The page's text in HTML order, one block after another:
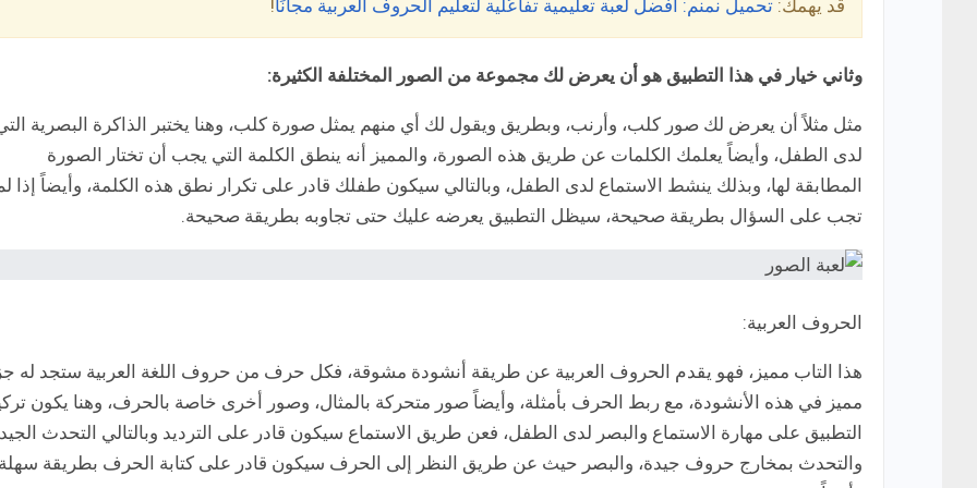
قد يهمك: تحميل نمنم: أفضل لعبة تعليمية تفاعُلية لتعليم الحروف العربية مجانًا!
وثاني خيار في هذا التطبيق هو أن يعرض لك مجموعة من الصور المختلفة الكثيرة:
مثل مثلاً أن يعرض لك صور كلب، وأرنب، وبطريق ويقول لك أي منهم يمثل صورة كلب، وهنا يختبر الذاكرة البصرية
لدى الطفل، وأيضاً يعلمك الكلمات عن طريق هذه الصورة، والمميز أنه ينطق الكلمة التي يجب أن تختار الصورة
المطابقة لها، وبذلك ينشط الاستماع لدى الطفل، وبالتالي سيكون طفلك قادر على تكرار نطق هذه الكلمة، وأيضاً إذا
تجب على السؤال بطريقة صحيحة، سيظل التطبيق يعرضه عليك حتى تجاوبه بطريقة صحيحة.
الحروف العربية:
هذا التاب مميز، فهو يقدم الحروف العربية عن طريقة أنشودة مشوقة، فكل حرف من حروف اللغة العربية ستجد له
مميز في هذه الأنشودة، مع ربط الحرف بأمثلة، وأيضاً صور متحركة بالمثال، وصور أخرى خاصة بالحرف، وهنا يكون
التطبيق على مهارة الاستماع والبصر لدى الطفل، فعن طريق الاستماع سيكون قادر على الترديد وبالتالي التحدث
والتحدث بمخارج حروف جيدة، والبصر حيث عن طريق النظر إلى الحرف سيكون قادر على كتابة الحرف بطريقة